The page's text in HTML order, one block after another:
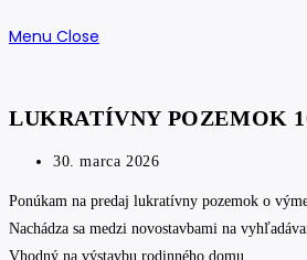
Menu Close
LUKRATÍVNY POZEMOK
Post
30. marca 2026
Ponúkam na predaj lukratívny pozemok o
Nachádza sa medzi novostavbami na
Vhodný na výstavbu rodinného domu.